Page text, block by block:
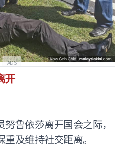
ADS
开
鲁依莎离开国会之际，
及维持社交距离。